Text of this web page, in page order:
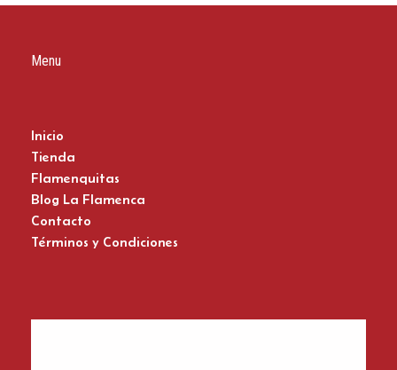
Menu
Inicio
Tienda
Flamenquitas
Blog La Flamenca
Contacto
Términos y Condiciones
Zapatos del Flamenco